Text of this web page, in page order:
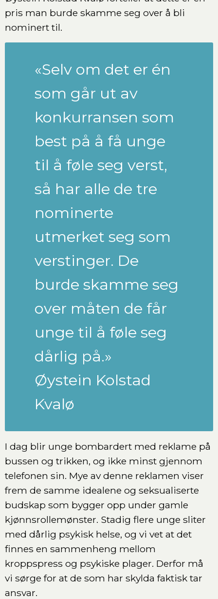
pris man burde skamme seg over å bli
nominert til.
«Selv om det er én
som går ut av
konkurransen som
best på å få unge
til å føle seg verst,
så har alle de tre
nominerte
utmerket seg som
verstinger. De
burde skamme seg
over måten de får
unge til å føle seg
dårlig på.»
Øystein Kolstad
Kvalø
I dag blir unge bombardert med reklame på
bussen og trikken, og ikke minst gjennom
telefonen sin. Mye av denne reklamen viser
frem de samme idealene og seksualiserte
budskap som bygger opp under gamle
kjønnsrollemønster. Stadig flere unge sliter
med dårlig psykisk helse, og vi vet at det
finnes en sammenheng mellom
kroppspress og psykiske plager. Derfor må
vi sørge for at de som har skylda faktisk tar
ansvar.